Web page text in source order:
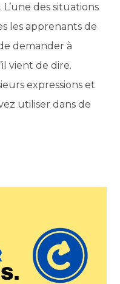
des situations
les apprenants de
demander à
vient de dire.
expressions et
utiliser dans de